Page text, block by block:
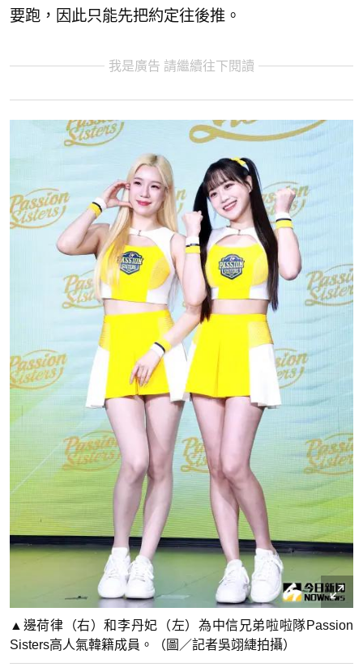
要跑，因此只能先把約定往後推。
我是廣告 請繼續往下閱讀
▲邊荷律（右）和李丹妃（左）為中信兄弟啦啦隊Passion
Sisters高人氣韓籍成員。（圖／記者吳翊緁拍攝）